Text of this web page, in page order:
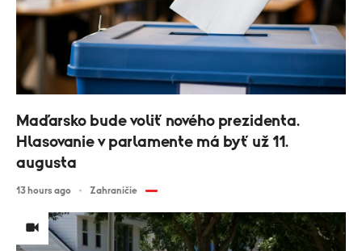
Maďarsko bude voliť nového prezidenta.
Hlasovanie v parlamente má byť už 11.
augusta
13 hours ago Zahraničie